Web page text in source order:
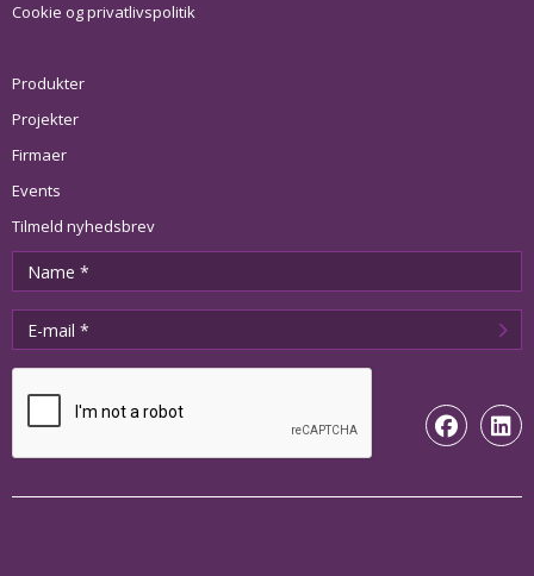
Cookie og privatlivspolitik
Produkter
Projekter
Firmaer
Events
Tilmeld nyhedsbrev